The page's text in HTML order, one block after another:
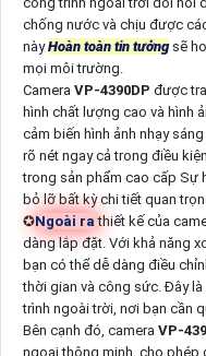
chống nước và chịu được
nàyHoàn toàn tin tưởngsẽ
mọi môi trường.
Camera VP-4390DP được
hình chất lượng cao và hình
cảm biến hình ảnh nhạy
rõ nét ngay cả trong điều
trong sản phẩm cao cấp Sự
bỏ lỡ bất kỳ chi tiết quan
✪Ngoài rathiết kế của
dàng lắp đặt. Với khả năng
bạn có thể dễ dàng điều
thời gian và công sức. Đây
trình ngoài trời, nơi bạn cần
Bên cạnh đó, camera VP-
ngoại thông minh, cho phép